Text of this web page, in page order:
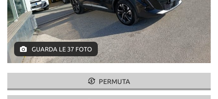
GUARDA LE 37 FOTO
PERMUTA
tracciamento
che
adottiamo
per
offrire
le
funzionalità
e
le